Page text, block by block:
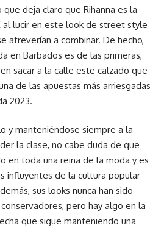
deja claro que Rihanna es la
al lucir en este look de street style
atreverían a combinar. De hecho,
en Barbados es de las primeras,
sacar a la calle este calzado que
de las apuestas más arriesgadas
2023.
y manteniéndose siempre a la
la clase, no cabe duda de que
en toda una reina de la moda y es
influyentes de la cultura popular
sus looks nunca han sido
pero hay algo en la
que sigue manteniendo una